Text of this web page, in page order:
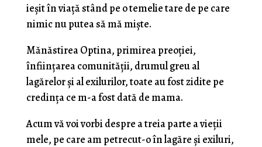
ieșit în viață stând pe o temelie tare de pe care
nimic nu putea să mă miște.
Mănăstirea Optina, primirea preoției,
înființarea comunității, drumul greu al
lagărelor și al exilurilor, toate au fost zidite pe
credința ce m-a fost dată de mama.
Acum vă voi vorbi despre a treia parte a vieţii
mele, pe care am petrecut-o în lagăre şi exiluri,